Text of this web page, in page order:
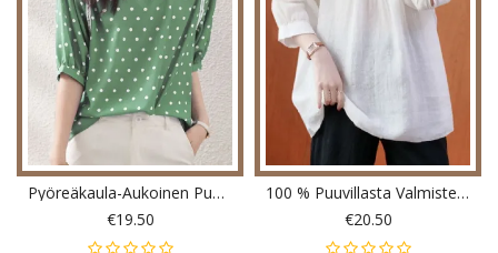
Pyöreäkaula-Aukoinen Puolihihainen Rennon Pusero
€19.50
100 % Puuvillasta Valmistettu Puff Sleeve Pitsi Rento Pusero Naisille
€20.50